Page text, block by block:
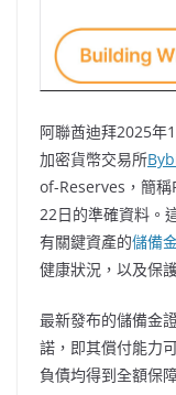
阿聯酋迪拜2025年
加密貨幣交易所
of-Reserves，簡稱
22日的準確資料。
有關鍵資產的儲備
健康狀況，以及保
最新發布的儲備金
諾，即其償付能力
負債均得到全額保